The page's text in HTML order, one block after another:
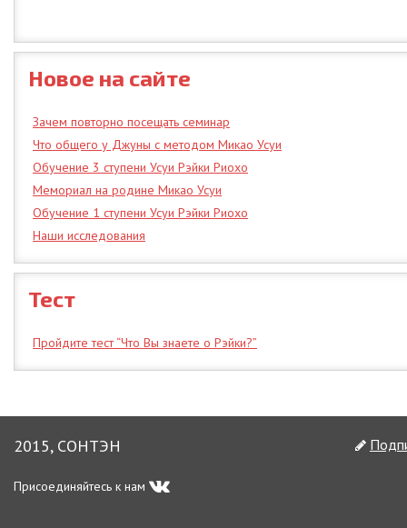
Новое на сайте
Зачем повторно посещать семинар
Что общего у Джуны с методом Микао Усуи
Обучение 3 ступени Усуи Рэйки Риохо
Мемориал на родине Микао Усуи
Обучение 1 ступени Усуи Рэйки Риохо
Наши исследования
Тест
Пройдите тест “Что Вы знаете о Рэйки?”
2015, СОНТЭН
Присоединяйтесь к нам